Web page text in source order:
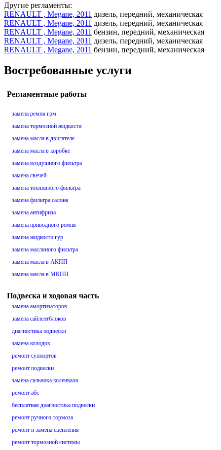
Другие регламенты:
RENAULT , Megane, 2011 дизель, передний, механическая
RENAULT , Megane, 2011 дизель, передний, механическая
RENAULT , Megane, 2011 бензин, передний, механическая
RENAULT , Megane, 2011 дизель, передний, механическая
RENAULT , Megane, 2011 бензин, передний, механическая
Востребованные услуги
Регламентные работы
замена ремня грм
замена тормозной жидкости
замена масла в двигателе
замена масла в коробке
замена воздушного фильтра
замена свечей
замена топливного фильтра
замена фильтра салона
замена антифриза
замена приводного ремня
замена жидкости гур
замена масляного фильтра
замена масла в АКПП
замена масла в МКПП
Подвеска и ходовая часть
замена амортизаторов
замена сайлентблоков
диагностика подвески
замена колодок
ремонт суппортов
ремонт подвески
замена сальника коленвала
ремонт абс
бесплатная диагностика подвески
ремонт ручного тормоза
ремонт и замена сцепления
ремонт тормозной системы